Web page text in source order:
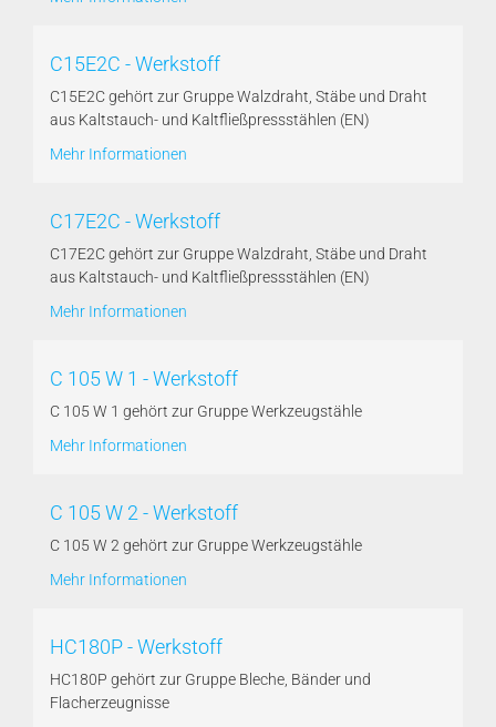
C15E2C - Werkstoff
C15E2C gehört zur Gruppe Walzdraht, Stäbe und Draht
aus Kaltstauch- und Kaltfließpressstählen (EN)
Mehr Informationen
C17E2C - Werkstoff
C17E2C gehört zur Gruppe Walzdraht, Stäbe und Draht
aus Kaltstauch- und Kaltfließpressstählen (EN)
Mehr Informationen
C 105 W 1 - Werkstoff
C 105 W 1 gehört zur Gruppe Werkzeugstähle
Mehr Informationen
C 105 W 2 - Werkstoff
C 105 W 2 gehört zur Gruppe Werkzeugstähle
Mehr Informationen
HC180P - Werkstoff
HC180P gehört zur Gruppe Bleche, Bänder und
Flacherzeugnisse